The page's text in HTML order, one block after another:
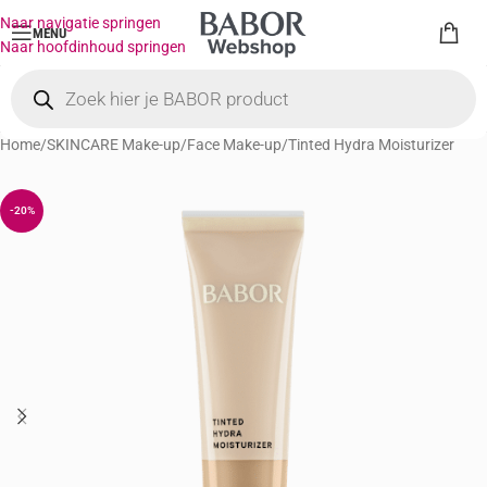
Naar navigatie springen
Naar hoofdinhoud springen
MENU
Home/SKINCARE Make-up/Face Make-up/Tinted Hydra Moisturizer
-20%